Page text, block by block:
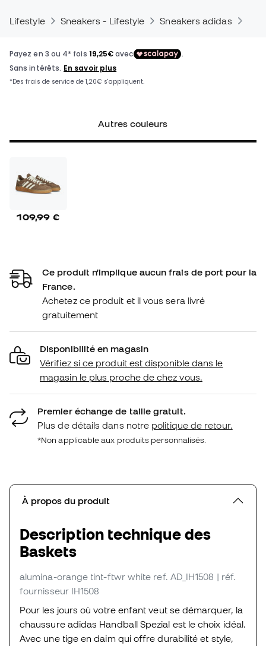
Lifestyle Sneakers - Lifestyle Sneakers adidas
Autres couleurs
109,99 €
Ce produit n'implique aucun frais de port pour la
France.
Achetez ce produit et il vous sera livré
gratuitement
Disponibilité en magasin
Vérifiez si ce produit est disponible dans le
magasin le plus proche de chez vous.
Premier échange de taille gratuit.
Plus de détails dans notre politique de retour.
*Non applicable aux produits personnalisés.
À propos du produit
Description technique des
Baskets
alumina-orange tint-ftwr white ref. AD_IH1508 | réf.
fournisseur IH1508
Pour les jours où votre enfant veut se démarquer, la
chaussure adidas Handball Spezial est le choix idéal.
Avec une tige en daim qui offre durabilité et style,